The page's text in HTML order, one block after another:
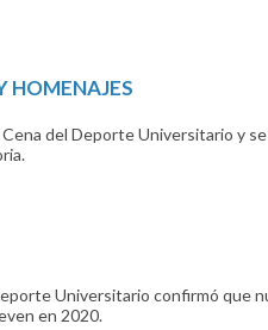
HOMENAJES
del Deporte Universitario y
Universitario confirmó que
en 2020.